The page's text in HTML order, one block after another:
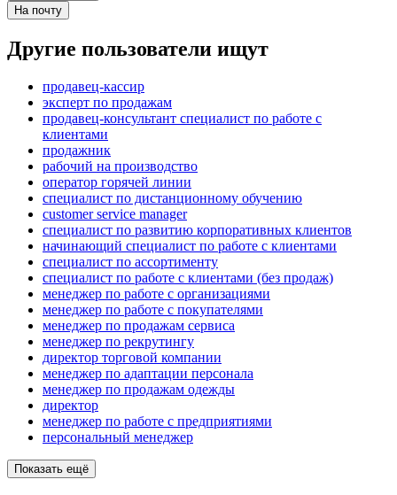
На почту
Другие пользователи ищут
продавец-кассир
эксперт по продажам
продавец-консультант специалист по работе с
клиентами
продажник
рабочий на производство
оператор горячей линии
специалист по дистанционному обучению
customer service manager
специалист по развитию корпоративных клиентов
начинающий специалист по работе с клиентами
специалист по ассортименту
специалист по работе с клиентами (без продаж)
менеджер по работе с организациями
менеджер по работе с покупателями
менеджер по продажам сервиса
менеджер по рекрутингу
директор торговой компании
менеджер по адаптации персонала
менеджер по продажам одежды
директор
менеджер по работе с предприятиями
персональный менеджер
Показать ещё